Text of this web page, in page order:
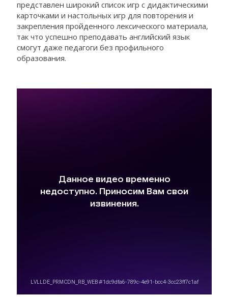
представлен широкий список игр с дидактическими
карточками и настольных игр для повторения и
закрепления пройденного лексического материала,
так что успешно преподавать английский язык
смогут даже педагоги без профильного
образования.